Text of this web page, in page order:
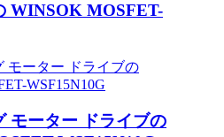
WINSOK MOSFET-
モーター ドライブの